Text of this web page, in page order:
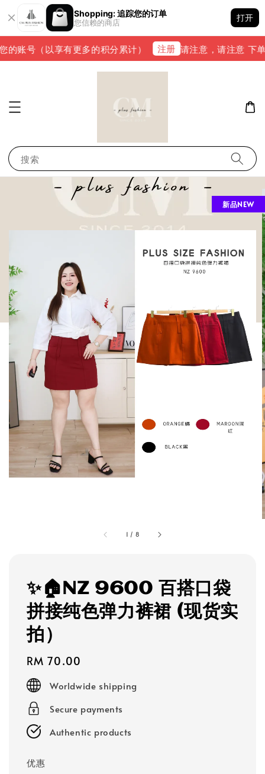
Shopping: 追踪您的订单
您信赖的商店
打开
账号（以享有更多的积分累计） 注册 请注意，请注意 下单
搜索
1 / 8
新品NEW
✨🏠NZ 9600 百搭口袋
拼接纯色弹力裤裙 (现货实
拍）
Regular
price
RM 70.00
Worldwide shipping
Secure payments
Authentic products
优惠